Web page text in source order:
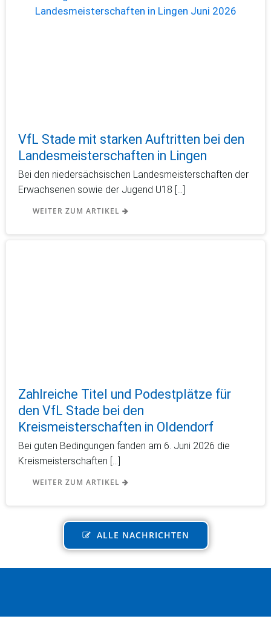
VfL Stade mit starken Auftritten bei den
Landesmeisterschaften in Lingen
Bei den niedersächsischen Landesmeisterschaften der
Erwachsenen sowie der Jugend U18 […]
WEITER ZUM ARTIKEL
Zahlreiche Titel und Podestplätze für
den VfL Stade bei den
Kreismeisterschaften in Oldendorf
Bei guten Bedingungen fanden am 6. Juni 2026 die
Kreismeisterschaften […]
WEITER ZUM ARTIKEL
ALLE NACHRICHTEN